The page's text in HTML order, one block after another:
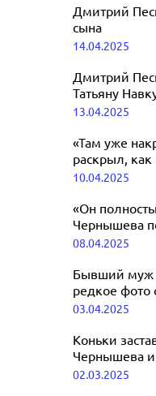
Дмитрий
сына
14.04.2025
Дмитрий
Татьяну
13.04.2025
«Там уже
раскрыл, как
Навкой
10.04.2025
«Он
Чернышева
08.04.2025
Бывший муж
редкое фото
скрывая их
03.04.2025
Коньки
Чернышева и
отца
02.03.2025